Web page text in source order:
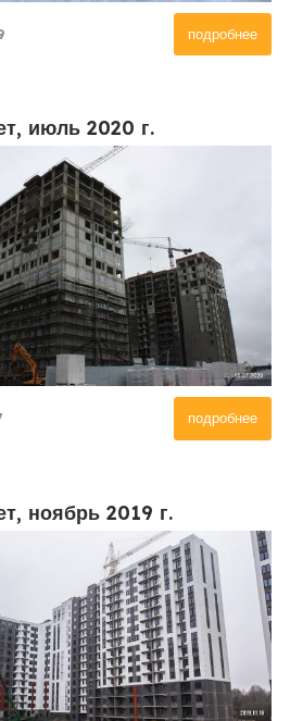
подробнее
июль 2020 г.
подробнее
ноябрь 2019 г.